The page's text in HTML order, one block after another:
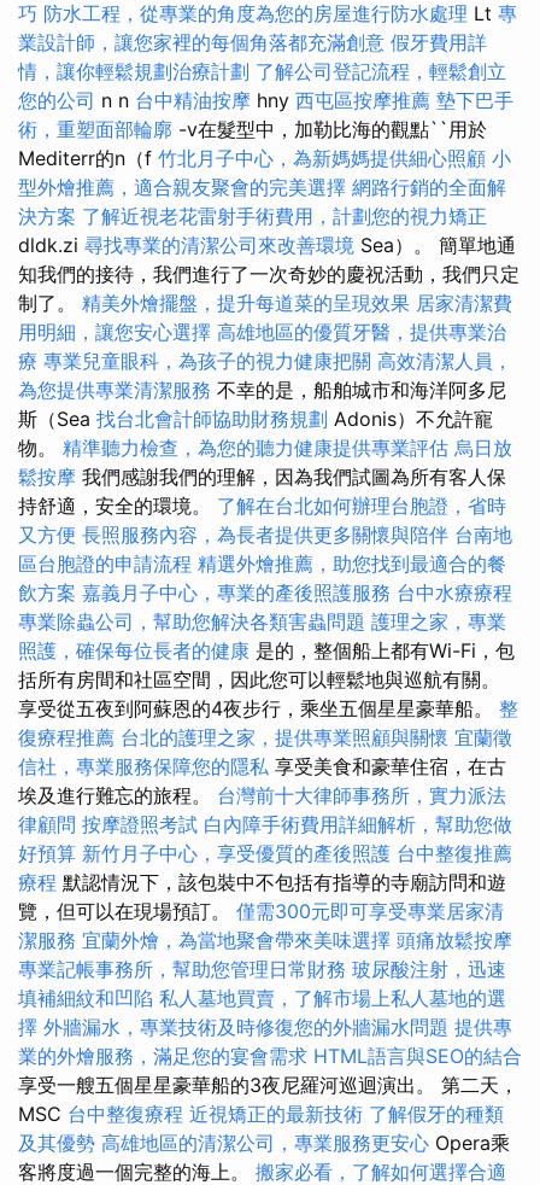
巧 防水工程，從專業的角度為您的房屋進行防水處理 Lt 專
業設計師，讓您家裡的每個角落都充滿創意 假牙費用詳
情，讓你輕鬆規劃治療計劃 了解公司登記流程，輕鬆創立
您的公司 n n 台中精油按摩 hny 西屯區按摩推薦 墊下巴手
術，重塑面部輪廓 -v在髮型中，加勒比海的觀點``用於
Mediterr的n（f 竹北月子中心，為新媽媽提供細心照顧 小
型外燴推薦，適合親友聚會的完美選擇 網路行銷的全面解
決方案 了解近視老花雷射手術費用，計劃您的視力矯正
dldk.zi 尋找專業的清潔公司來改善環境 Sea）。 簡單地通
知我們的接待，我們進行了一次奇妙的慶祝活動，我們只定
制了。 精美外燴擺盤，提升每道菜的呈現效果 居家清潔費
用明細，讓您安心選擇 高雄地區的優質牙醫，提供專業治
療 專業兒童眼科，為孩子的視力健康把關 高效清潔人員，
為您提供專業清潔服務 不幸的是，船舶城市和海洋阿多尼
斯（Sea 找台北會計師協助財務規劃 Adonis）不允許寵
物。 精準聽力檢查，為您的聽力健康提供專業評估 烏日放
鬆按摩 我們感謝我們的理解，因為我們試圖為所有客人保
持舒適，安全的環境。 了解在台北如何辦理台胞證，省時
又方便 長照服務內容，為長者提供更多關懷與陪伴 台南地
區台胞證的申請流程 精選外燴推薦，助您找到最適合的餐
飲方案 嘉義月子中心，專業的產後照護服務 台中水療療程
專業除蟲公司，幫助您解決各類害蟲問題 護理之家，專業
照護，確保每位長者的健康 是的，整個船上都有Wi-Fi，包
括所有房間和社區空間，因此您可以輕鬆地與巡航有關。
享受從五夜到阿蘇恩的4夜步行，乘坐五個星星豪華船。 整
復療程推薦 台北的護理之家，提供專業照顧與關懷 宜蘭徵
信社，專業服務保障您的隱私 享受美食和豪華住宿，在古
埃及進行難忘的旅程。 台灣前十大律師事務所，實力派法
律顧問 按摩證照考試 白內障手術費用詳細解析，幫助您做
好預算 新竹月子中心，享受優質的產後照護 台中整復推薦
療程 默認情況下，該包裝中不包括有指導的寺廟訪問和遊
覽，但可以在現場預訂。 僅需300元即可享受專業居家清
潔服務 宜蘭外燴，為當地聚會帶來美味選擇 頭痛放鬆按摩
專業記帳事務所，幫助您管理日常財務 玻尿酸注射，迅速
填補細紋和凹陷 私人墓地買賣，了解市場上私人墓地的選
擇 外牆漏水，專業技術及時修復您的外牆漏水問題 提供專
業的外燴服務，滿足您的宴會需求 HTML語言與SEO的結合
享受一艘五個星星豪華船的3夜尼羅河巡迴演出。 第二天，
MSC 台中整復療程 近視矯正的最新技術 了解假牙的種類
及其優勢 高雄地區的清潔公司，專業服務更安心 Opera乘
客將度過一個完整的海上。 搬家必看，了解如何選擇合適